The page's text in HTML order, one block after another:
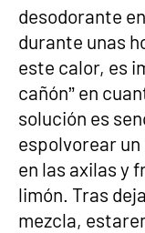
desodorante
durante unas
este calor, es
cañón” en
solución es
espolvorear
en las axilas y
limón. Tras
mezcla,